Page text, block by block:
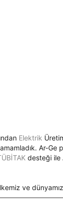
Elektrik
Ar-
desteği ile
ve